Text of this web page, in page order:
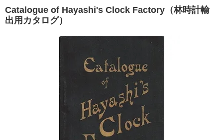
Catalogue of Hayashi's Clock Factory（林時計輸
出用カタログ）